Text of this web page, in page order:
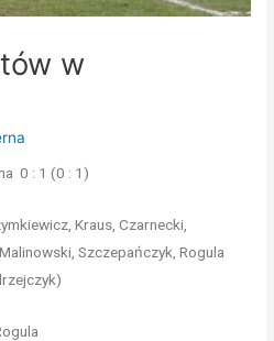
w
0 : 1 (0 : 1)
Kraus, Czarnecki,
Szczepańczyk, Rogula